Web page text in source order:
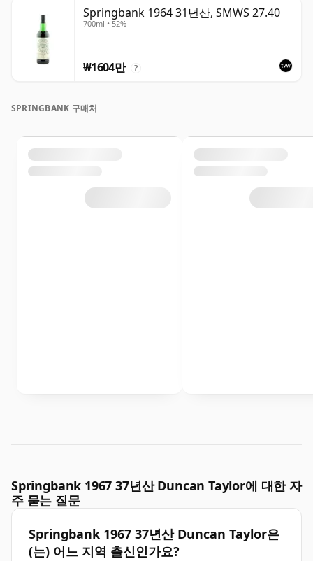
Springbank 1964 31년산, SMWS 27.40
700ml • 52%
₩1604만 ?
SPRINGBANK 구매처
Springbank 1967 37년산 Duncan Taylor에 대한 자
주 묻는 질문
Springbank 1967 37년산 Duncan Taylor은
(는) 어느 지역 출신인가요?